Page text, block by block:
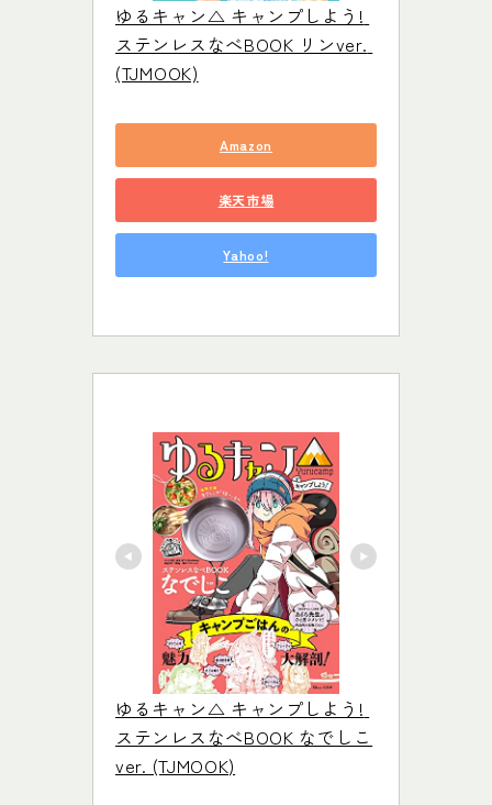
ゆるキャン△ キャンプしよう!
ステンレスなべBOOK リンver.
(TJMOOK)
Amazon
楽天市場
Yahoo!
ゆるキャン△ キャンプしよう!
ステンレスなべBOOK なでしこ
ver. (TJMOOK)